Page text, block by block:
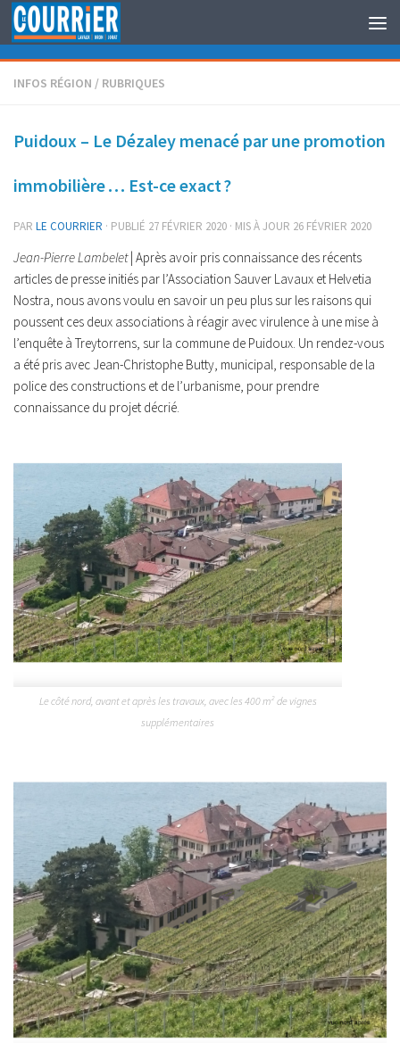
Au dessous du contenu
INFOS RÉGION / RUBRIQUES
Puidoux – Le Dézaley menacé par une promotion
immobilière … Est-ce exact ?
PAR LE COURRIER · PUBLIÉ 27 FÉVRIER 2020 · MIS À JOUR 26 FÉVRIER 2020
Jean-Pierre Lambelet| Après avoir pris connaissance des récents
articles de presse initiés par l’Association Sauver Lavaux et Helvetia
Nostra, nous avons voulu en savoir un peu plus sur les raisons qui
poussent ces deux associations à réagir avec virulence à une mise à
l’enquête à Treytorrens, sur la commune de Puidoux. Un rendez-vous
a été pris avec Jean-Christophe Butty, municipal, responsable de la
police des constructions et de l’urbanisme, pour prendre
connaissance du projet décrié.
Le côté nord, avant et après les travaux, avec les 400 m 2 de vignes
supplémentaires